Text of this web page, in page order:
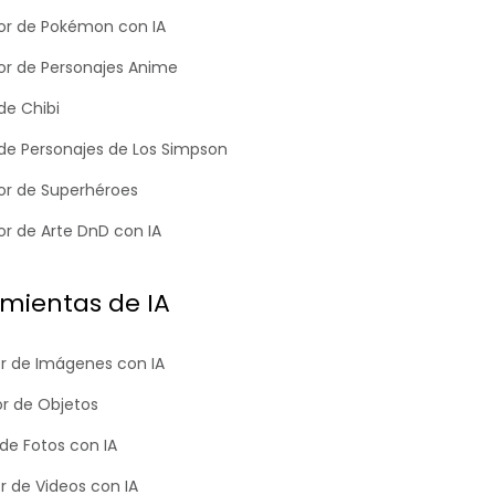
de Pokémon con IA
de Personajes Anime
Chibi
Personajes de Los Simpson
de Superhéroes
de Arte DnD con IA
de IA
de Imágenes con IA
de Objetos
Fotos con IA
de Videos con IA